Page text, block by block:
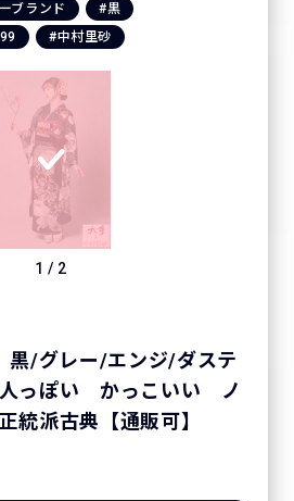
ブランド
#黒
#中村里砂
1 / 2
/グレー/エンジ/ダステ
っぽい かっこいい ノ
派古典【通販可】